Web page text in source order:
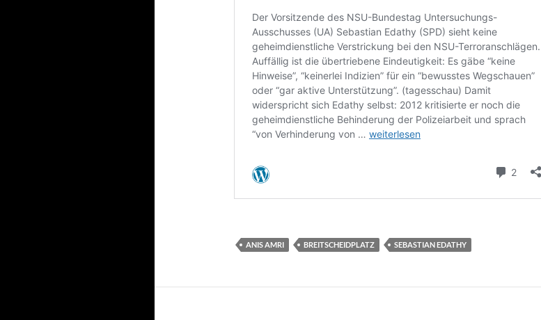
ANIS AMRI BREITSCHEIDPLATZ SEBASTIAN EDATHY